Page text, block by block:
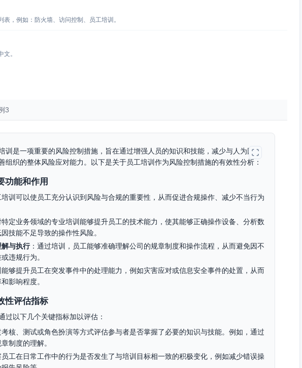
，例如：防火墙、访问控制、员工培训。
。
3
训是一项重要的风险控制措施，旨在通过增强人员的知识和技能，减少与人为因素
组织的整体风险应对能力。以下是关于员工培训作为风险控制措施的有效性分析：
功能和作用
培训可以使员工充分认识到风险与合规的重要性，从而促进合规操作、减少不当行为
定业务领域的专业培训能够提升员工的技术能力，使其能够正确操作设备、分析数
技能不足导致的操作性风险。
与执行：通过培训，员工能够准确理解公司的规章制度和操作流程，从而避免因不
违规行为。
能够提升员工在突发事件中的处理能力，例如灾害应对或信息安全事件的处置，从而
影响程度。
性评估指标
过以下几个关键指标加以评估：
考核、测试或角色扮演等方式评估参与者是否掌握了必要的知识与技能。例如，通过
制度的理解。
员工在日常工作中的行为是否发生了与培训目标相一致的积极变化，例如减少错误操